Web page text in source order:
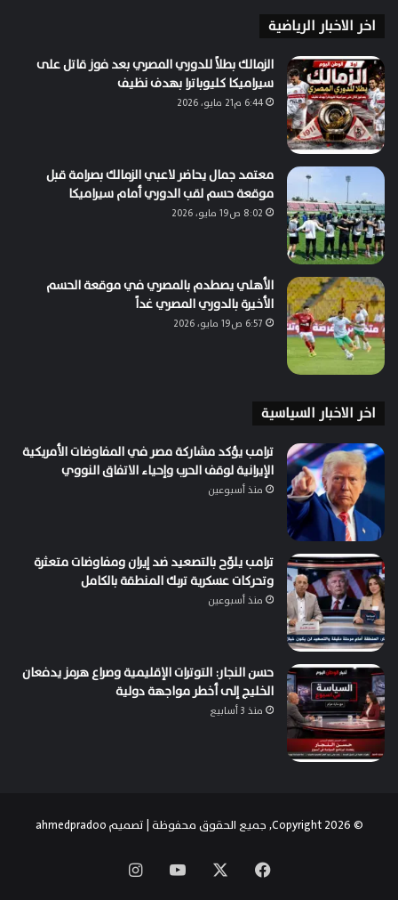
اخر الاخبار الرياضية
الزمالك بطلاً للدوري المصري بعد فوز قاتل على
سيراميكا كليوباترا بهدف نظيف
6:44 م21 مايو، 2026
معتمد جمال يحاضر لاعبي الزمالك بصرامة قبل
موقعة حسم لقب الدوري أمام سيراميكا
8:02 ص19 مايو، 2026
الأهلي يصطدم بالمصري في موقعة الحسم
الأخيرة بالدوري المصري غداً
6:57 ص19 مايو، 2026
اخر الاخبار السياسية
ترامب يؤكد مشاركة مصر في المفاوضات الأمريكية
الإيرانية لوقف الحرب وإحياء الاتفاق النووي
منذ أسبوعين
ترامب يلوّح بالتصعيد ضد إيران ومفاوضات متعثرة
وتحركات عسكرية تربك المنطقة بالكامل
منذ أسبوعين
حسن النجار: التوترات الإقليمية وصراع هرمز يدفعان
الخليج إلى أخطر مواجهة دولية
منذ 3 أسابيع
© Copyright 2026, جميع الحقوق محفوظة | تصميم ahmedpradoo
فيسبوك ‫YouTube